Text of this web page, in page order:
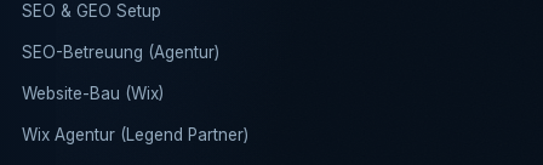
SEO & GEO Setup
SEO-Betreuung (Agentur)
Website-Bau (Wix)
Wix Agentur (Legend Partner)